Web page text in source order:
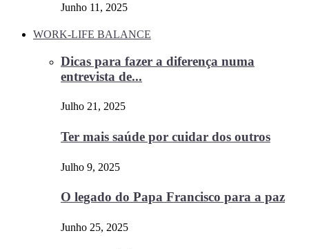
Junho 11, 2025
WORK-LIFE BALANCE
Dicas para fazer a diferença numa
entrevista de...
Julho 21, 2025
Ter mais saúde por cuidar dos outros
Julho 9, 2025
O legado do Papa Francisco para a paz
Junho 25, 2025